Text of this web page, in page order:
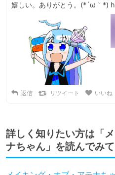
嬉しい。ありがとう。(*´ω｀*)
返信 リツイート いいね
詳しく知りたい方は「
ナちゃん」を読んでみて